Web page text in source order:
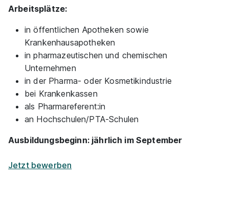
Arbeitsplätze:
in öffentlichen Apotheken sowie
Krankenhausapotheken
in pharmazeutischen und chemischen
Unternehmen
in der Pharma- oder Kosmetikindustrie
bei Krankenkassen
als Pharmareferent:in
an Hochschulen/PTA-Schulen
Ausbildungsbeginn: jährlich im September
Jetzt bewerben